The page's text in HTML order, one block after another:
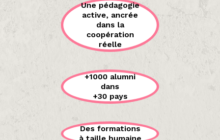
Une pédagogie
active, ancrée
dans la
coopération
réelle
+1000 alumni
dans
+30 pays
Des formations